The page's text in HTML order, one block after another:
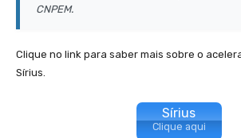
CNPEM.
Clique no link para saber mais sobre o
Sírius.
Sírius
Clique aqui